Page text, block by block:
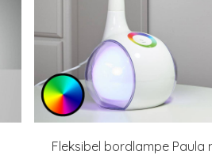
Fleksibel bordlampe Paula